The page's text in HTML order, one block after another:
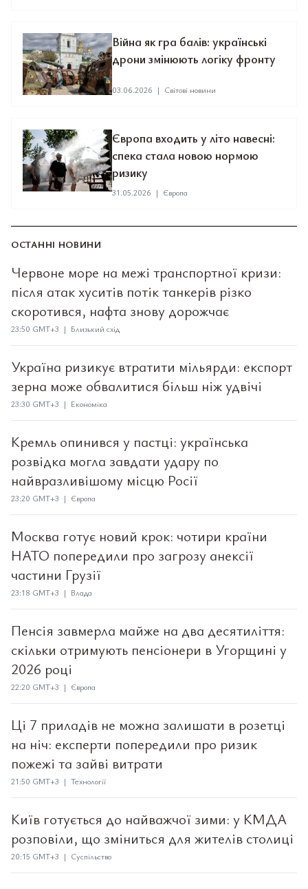
Війна як гра балів: українські
дрони змінюють логіку фронту
03.06.2026 | Світові новини
Європа входить у літо навесні:
спека стала новою нормою
ризику
31.05.2026 | Європа
ОСТАННІ НОВИНИ
Червоне море на межі транспортної кризи:
після атак хуситів потік танкерів різко
скоротився, нафта знову дорожчає
23:50 GMT+3 | Близький схід
Україна ризикує втратити мільярди: експорт
зерна може обвалитися більш ніж удвічі
23:30 GMT+3 | Економіка
Кремль опинився у пастці: українська
розвідка могла завдати удару по
найвразливішому місцю Росії
23:20 GMT+3 | Європа
Москва готує новий крок: чотири країни
НАТО попередили про загрозу анексії
частини Грузії
23:18 GMT+3 | Влада
Пенсія завмерла майже на два десятиліття:
скільки отримують пенсіонери в Угорщині у
2026 році
22:20 GMT+3 | Європа
Ці 7 приладів не можна залишати в розетці
на ніч: експерти попередили про ризик
пожежі та зайві витрати
21:50 GMT+3 | Технології
Київ готується до найважчої зими: у КМДА
розповіли, що зміниться для жителів столиці
20:15 GMT+3 | Суспільство